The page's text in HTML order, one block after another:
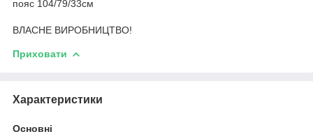
пояс 104/79/33см
ВЛАСНЕ ВИРОБНИЦТВО!
Приховати
Характеристики
Основні